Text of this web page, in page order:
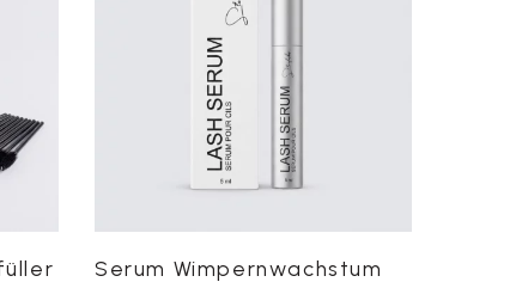
Serum Wimpernwachstum